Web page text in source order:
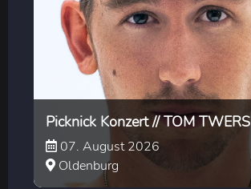
Picknick Konzert // TOM TWERS
07. August 2026
Oldenburg